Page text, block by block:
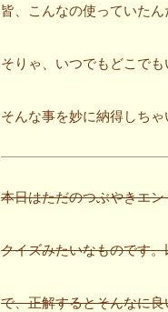
皆、こんなの使っていたん
そりゃ、いつでもどこでも
そんな事を妙に納得しちゃ
本日はただのつぶやきエ
クイズみたいなものです
で、正解するとそんなに